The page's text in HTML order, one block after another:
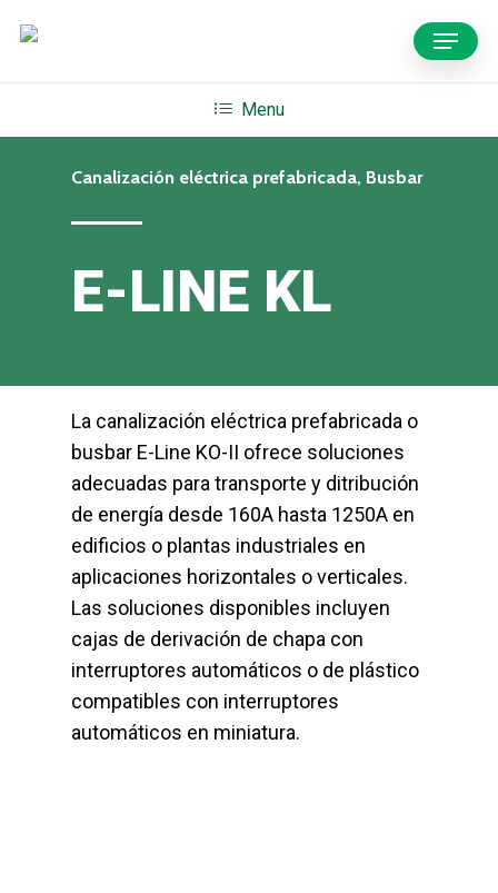
Menu
Menu
Canalización eléctrica prefabricada, Busbar
E-LINE KL
La canalización eléctrica prefabricada o
busbar E-Line KO-II ofrece soluciones
adecuadas para transporte y ditribución
de energía desde 160A hasta 1250A en
edificios o plantas industriales en
aplicaciones horizontales o verticales.
Las soluciones disponibles incluyen
cajas de derivación de chapa con
interruptores automáticos o de plástico
compatibles con interruptores
automáticos en miniatura.